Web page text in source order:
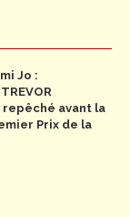
Jo :
repêché avant la
Prix de la